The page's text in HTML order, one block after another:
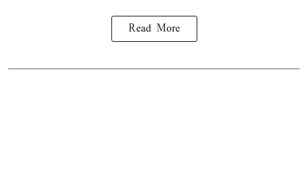
Read More